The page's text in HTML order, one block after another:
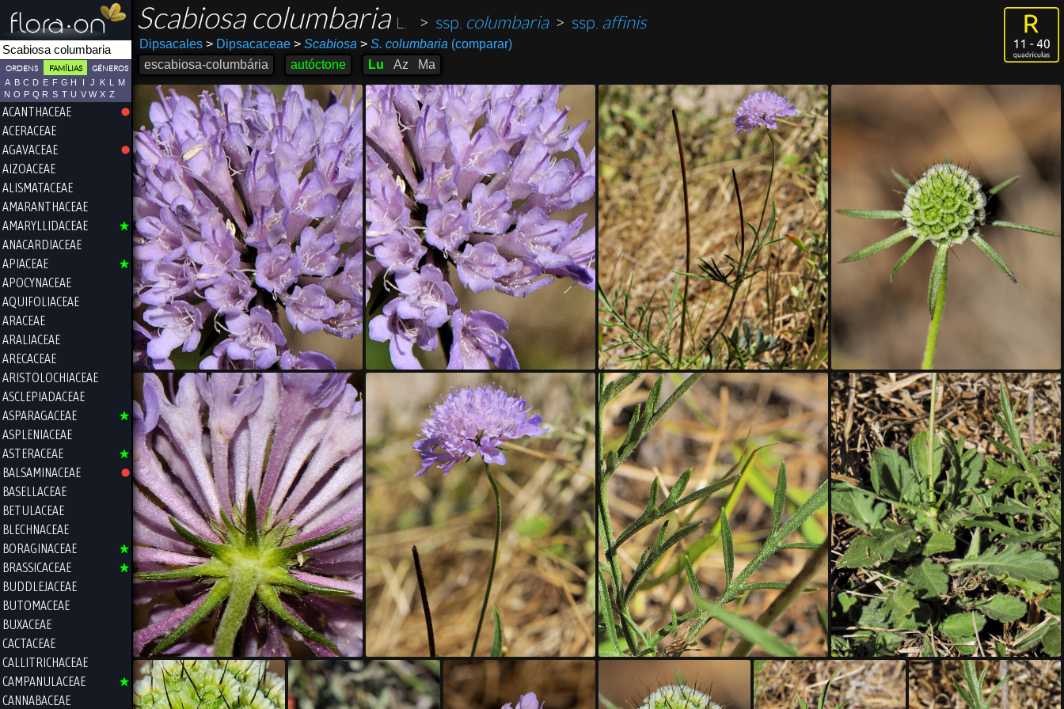
ORDENS FAMÍLIAS GÉNEROS
A B C D E F G H I J K L
M
N O P Q R S T U V W X Z
ACANTHACEAE
ACERACEAE
AGAVACEAE
AIZOACEAE
ALISMATACEAE
AMARANTHACEAE
AMARYLLIDACEAE
ANACARDIACEAE
APIACEAE
APOCYNACEAE
AQUIFOLIACEAE
ARACEAE
ARALIACEAE
ARECACEAE
ARISTOLOCHIACEAE
ASCLEPIADACEAE
ASPARAGACEAE
ASPLENIACEAE
ASTERACEAE
BALSAMINACEAE
BASELLACEAE
BETULACEAE
BLECHNACEAE
BORAGINACEAE
BRASSICACEAE
BUDDLEJACEAE
BUTOMACEAE
BUXACEAE
CACTACEAE
CALLITRICHACEAE
CAMPANULACEAE
CANNABACEAE
Scabiosa columbaria > ssp. columbaria> ssp. affinis
Dipsacales >Dipsacaceae > Scabiosa > S. columbaria (comparar)
escabiosa-columbária
autóctone Lu Az Ma